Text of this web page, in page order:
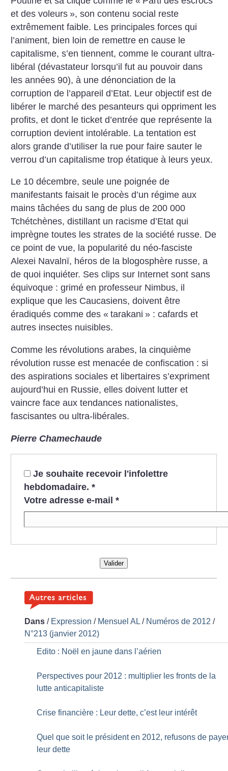
et des voleurs », son contenu social reste
extrêmement faible. Les principales forces qui
l’animent, bien loin de remettre en cause le
capitalisme, s’en tiennent, comme le courant ultra-
libéral (dévastateur lorsqu’il fut au pouvoir dans
les années 90), à une dénonciation de la
corruption de l’appareil d’Etat. Leur objectif est de
libérer le marché des pesanteurs qui oppriment les
profits, et dont le ticket d’entrée que représente la
corruption devient intolérable. La tentation est
alors grande d’utiliser la rue pour faire sauter le
verrou d’un capitalisme trop étatique à leurs yeux.
Le 10 décembre, seule une poignée de
manifestants faisait le procès d’un régime aux
mains tâchées du sang de plus de 200 000
Tchétchènes, distillant un racisme d’Etat qui
imprègne toutes les strates de la société russe. De
ce point de vue, la popularité du néo-fasciste
Alexei Navalnï, héros de la blogosphère russe, a
de quoi inquiéter. Ses clips sur Internet sont sans
équivoque : grimé en professeur Nimbus, il
explique que les Caucasiens, doivent être
éradiqués comme des « tarakani » : cafards et
autres insectes nuisibles.
Comme les révolutions arabes, la cinquième
révolution russe est menacée de confiscation : si
des aspirations sociales et libertaires s’expriment
aujourd’hui en Russie, elles doivent lutter et
vaincre face aux tendances nationalistes,
fascisantes ou ultra-libérales.
Pierre Chamechaude
Je souhaite recevoir l'infolettre
hebdomadaire. *
Votre adresse e-mail *
Valider
Dans / Expression / Mensuel AL / Numéros de 2012 /
N°213 (janvier 2012)
Edito : Noël en jaune dans l’aérien
Perspectives pour 2012 : multiplier les fronts de la
lutte anticapitaliste
Crise financière : Leur dette, c’est leur intérêt
Quel que soit le président en 2012, refusons de
leur dette